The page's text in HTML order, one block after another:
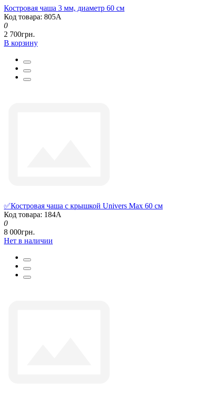
Костровая чаша 3 мм, диаметр 60 см
Код товара: 805А
0
2 700грн.
В корзину
✅Костровая чаша с крышкой Univers Max 60 см
Код товара: 184А
0
8 000грн.
Нет в наличии